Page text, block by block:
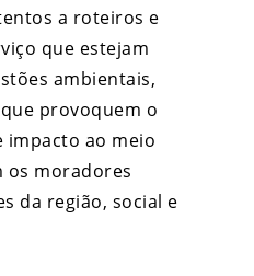
a roteiros e
que estejam
ambientais,
provoquem o
impacto ao meio
os moradores
da região, social e